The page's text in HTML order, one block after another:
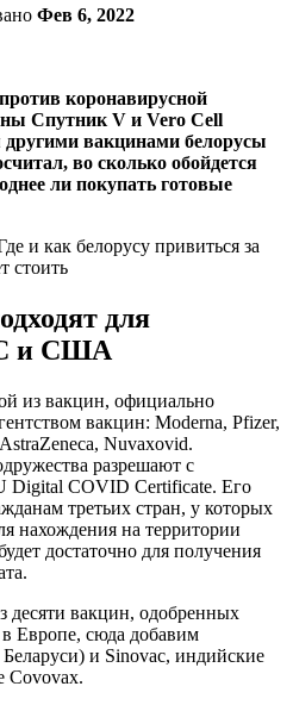
Фев 6, 2022
коронавирусной
Спутник V и Vero Cell
вакцинами белорусы
во сколько обойдется
ли покупать готовые
для
и США
из вакцин, официально
вакцин: Modernа, Pfizer,
Nuvaxovid.
разрешают с
Digital COVID Certificate. Его
третьих стран, у которых
нахождения на территории
достаточно для получения
вакцин, одобренных
Европе, сюда добавим
и Sinovac, индийские
Covovax.